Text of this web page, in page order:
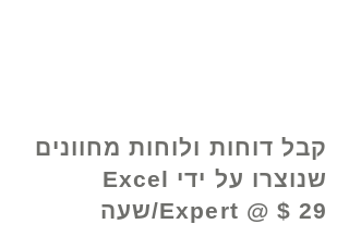
קבל דוחות ולוחות מחוונים
שנוצרו על ידי Excel
Expert @ $ 29/שעה